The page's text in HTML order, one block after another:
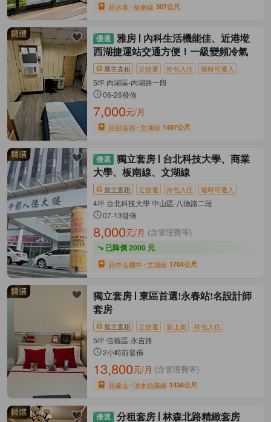
距永春 板南線 307公尺
雅房
內科生活機能佳、近港墘
西湖捷運站交通方便！一級變頻冷氣
屋主直租 近捷運 拎包入住 隨時可遷入
5坪 內湖區-內湖路一段
06-26發佈
7,000元/月
距劍南路 文湖線 1497公尺
獨立套房
台北科技大學、商業
大學、板南線、文湖線
屋主直租 近捷運 拎包入住 隨時可遷入
4坪 台北科技大學 中山區-八德路二段
07-13發佈
8,000元/月 (含管理費等)
已降價 2000 元
距中山國中 文湖線 1704公尺
獨立套房
東區首選!永春站!名設計師
套房
屋主直租 近捷運 新上架 拎包入住
5坪 信義區-永吉路
2小時前發佈
13,800元/月 (含管理費等)
距象山 淡水信義線 1436公尺
分租套房 林森北路精緻套房